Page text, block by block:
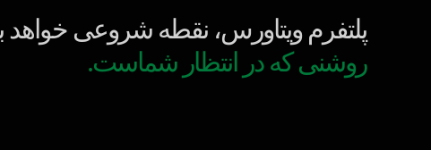
پلتفرم ویتاورس، نقطه شروعی خواهد
روشنی که در انتظار شماست.